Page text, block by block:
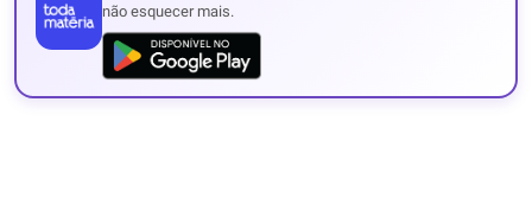
não esquecer mais.